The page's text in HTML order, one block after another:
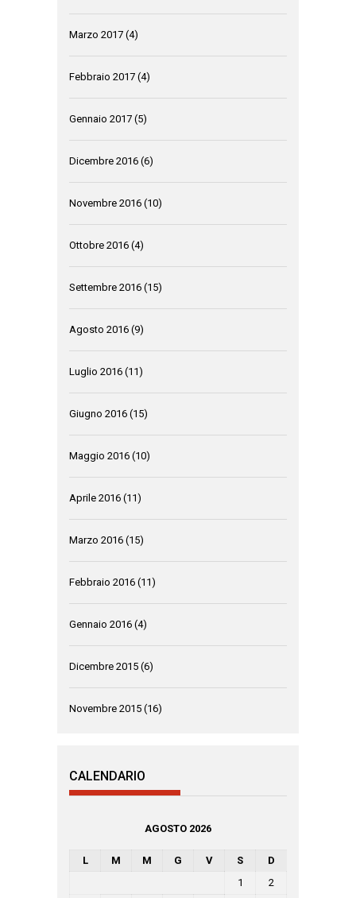
Marzo 2017 (4)
Febbraio 2017 (4)
Gennaio 2017 (5)
Dicembre 2016 (6)
Novembre 2016 (10)
Ottobre 2016 (4)
Settembre 2016 (15)
Agosto 2016 (9)
Luglio 2016 (11)
Giugno 2016 (15)
Maggio 2016 (10)
Aprile 2016 (11)
Marzo 2016 (15)
Febbraio 2016 (11)
Gennaio 2016 (4)
Dicembre 2015 (6)
Novembre 2015 (16)
CALENDARIO
AGOSTO 2026
L M M G V S
D
1
2